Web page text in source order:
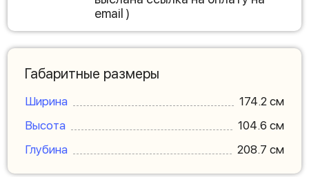
email )
Габаритные размеры
Ширина
174.2 см
Высота
104.6 см
Глубина
208.7 см